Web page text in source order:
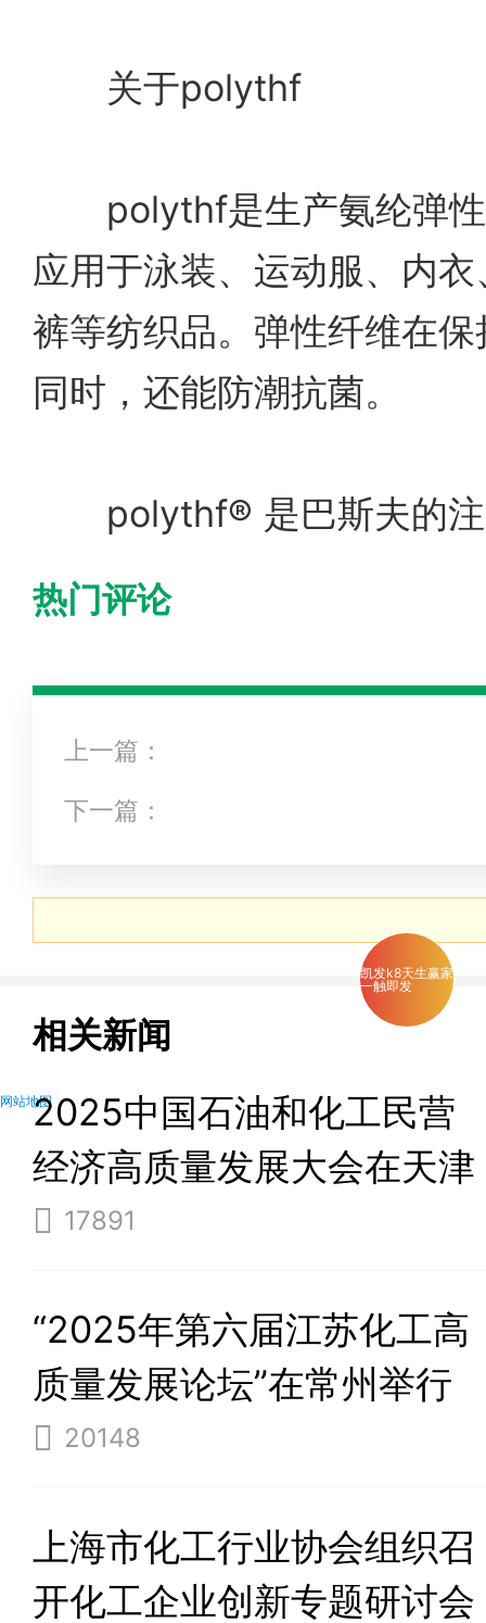
关于polythf
polythf是生产氨纶弹性
应用于泳装、运动服、内
裤等纺织品。弹性纤维在
同时，还能防潮抗菌。
polythf® 是巴斯夫的注
热门评论
上一篇：
下一篇：
相关新闻
2025中国石油和化工民营
经济高质量发展大会在天津
举行
17891
“2025年第六届江苏化工高
质量发展论坛”在常州举行
20148
上海市化工行业协会组织召
开化工企业创新专题研讨会
凯发k8天生赢家
一触即发
网站地图